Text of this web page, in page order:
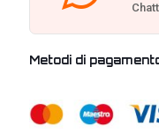
Metodi di